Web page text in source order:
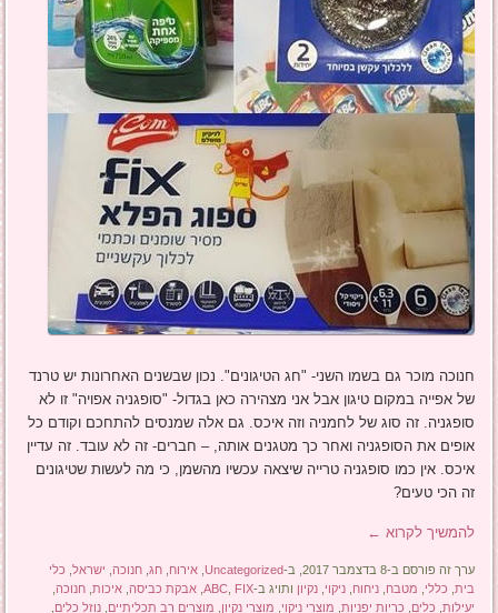
חנוכה מוכר גם בשמו השני- "חג הטיגונים". נכון שבשנים האחרונות יש טרנד
של אפייה במקום טיגון אבל אני מצהירה כאן בגדול- "סופגניה אפויה" זו לא
סופגניה. זה סוג של לחמניה וזה איכס. גם אלה שמנסים להתחכם וקודם כל
אופים את הסופגניה ואחר כך מטגנים אותה, – חברים- זה לא עובד. זה עדיין
איכס. אין כמו סופגניה טרייה שיצאה עכשיו מהשמן, כי מה לעשות שטיגונים
זה הכי טעים?
להמשיך לקרוא ←
ערך זה פורסם ב-8 בדצמבר 2017, ב- Uncategorized
,אירוח ,חג ,חנוכה ישראל כלי
בית כללי מטבח ,ניחוח ,ניקוי ,נקיון ותויג ב- ABC, FIX
,אבקת כביסה ,איכות ,חנוכה
יעילות כלים כריות יפניות מוצרי ניקוי מוצרי נקיון מוצרים רב תכליתיים ,נוזל כלים